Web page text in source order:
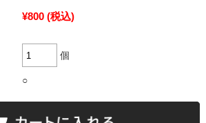
¥800 (税込)
個
○